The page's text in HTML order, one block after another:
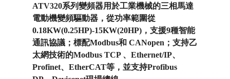
ATV320系列變頻器用於工業機械的三相馬達
電動機變頻驅動器，從功率範圍從
0.18KW(0.25HP)-15KW(20HP)，支援9種智能
通訊協議；標配Modbus和 CANopen；支持乙
太網技術的Modbus TCP 、Ethernet/IP、
Profinet、EtherCAT等，並支持Profibus